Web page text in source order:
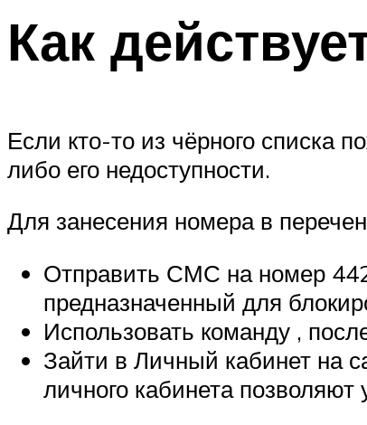
Как
Если кто-то из чёрного списка
либо его недоступности.
Для занесения номера в
Отправить СМС на номер
предназначенный для
Использовать команду ,
Зайти в Личный кабинет на
личного кабинета